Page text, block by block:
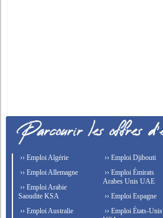
›› Emploi Algérie
›› Emploi Allemagne
›› Emploi Arabie
Saoudite KSA
›› Emploi Australie
›› Emploi Djibouti
›› Emploi Émirats
Arabes Unis UAE
›› Emploi Espagne
›› Emploi États-Unis